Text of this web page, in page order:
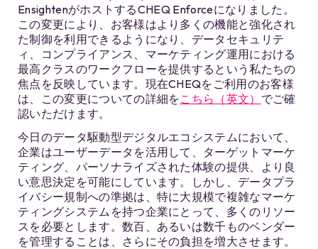
EnsightenがホストするCHEQ Enforceになりました。
この変更により、お客様はより多くの機能と強化され
た制御を利用できるようになり、データセキュリテ
ィ、コンプライアンス、マーケティング運用における
最高クラスのワークフローを提供するという私たちの
焦点を反映しています。現在CHEQをご利用のお客様
は、この変更についての詳細をこちら（英文） でご確
認いただけます。
今日のデータ駆動型デジタルエコシステムにおいて、
企業はユーザーデータを活用して、ターゲットマーケ
ティング、パーソナライズされた体験の提供、より良
い意思決定を可能にしています。しかし、データプラ
イバシー規制への準拠は、特に大規模で複雑なマーケ
ティングシステムを持つ企業にとって、多くのリソー
スを必要とします。数百、あるいは数千ものベンダー
を管理することは、さらにその負担を増大させます。